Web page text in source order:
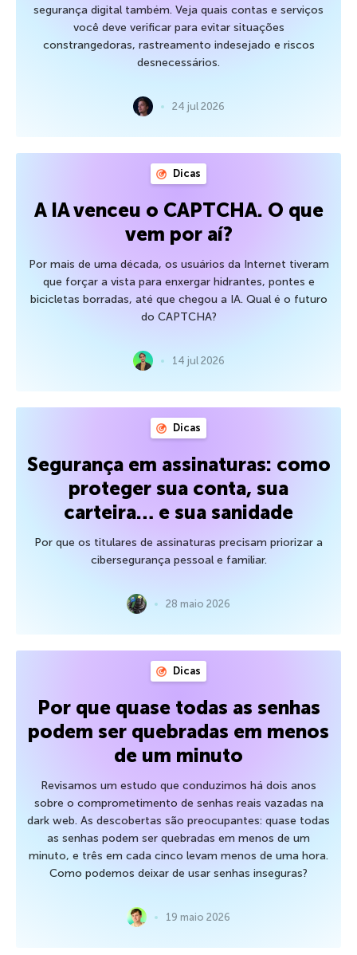
segurança digital também. Veja quais contas e serviços
você deve verificar para evitar situações
constrangedoras, rastreamento indesejado e riscos
desnecessários.
24 jul 2026
Dicas
A IA venceu o CAPTCHA. O que
vem por aí?
Por mais de uma década, os usuários da Internet tiveram
que forçar a vista para enxergar hidrantes, pontes e
bicicletas borradas, até que chegou a IA. Qual é o futuro
do CAPTCHA?
14 jul 2026
Dicas
Segurança em assinaturas: como
proteger sua conta, sua
carteira… e sua sanidade
Por que os titulares de assinaturas precisam priorizar a
cibersegurança pessoal e familiar.
28 maio 2026
Dicas
Por que quase todas as senhas
podem ser quebradas em menos
de um minuto
Revisamos um estudo que conduzimos há dois anos
sobre o comprometimento de senhas reais vazadas na
dark web. As descobertas são preocupantes: quase todas
as senhas podem ser quebradas em menos de um
minuto, e três em cada cinco levam menos de uma hora.
Como podemos deixar de usar senhas inseguras?
19 maio 2026